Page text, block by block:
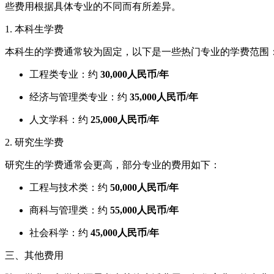
些费用根据具体专业的不同而有所差异。
1. 本科生学费
本科生的学费通常较为固定，以下是一些热门专业的学费范围
工程类专业：约 30,000人民币/年
经济与管理类专业：约 35,000人民币/年
人文学科：约 25,000人民币/年
2. 研究生学费
研究生的学费通常会更高，部分专业的费用如下：
工程与技术类：约 50,000人民币/年
商科与管理类：约 55,000人民币/年
社会科学：约 45,000人民币/年
三、其他费用